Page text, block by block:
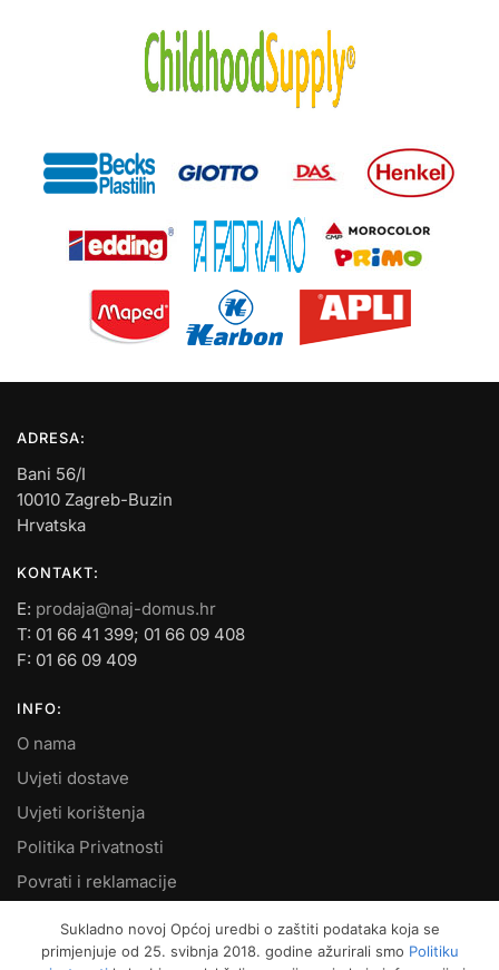
ADRESA:
Bani 56/I
10010 Zagreb-Buzin
Hrvatska
KONTAKT:
E: prodaja@naj-domus.hr
T: 01 66 41 399; 01 66 09 408
F: 01 66 09 409
INFO:
O nama
Uvjeti dostave
Uvjeti korištenja
Politika Privatnosti
Povrati i reklamacije
MOJ RAČUN:
Sukladno novoj Općoj uredbi o zaštiti podataka koja se
primjenjuje od 25. svibnja 2018. godine ažurirali smo Politiku